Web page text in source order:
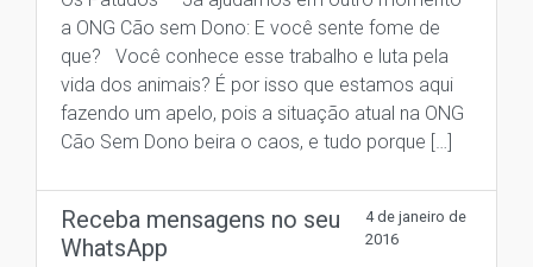
a ONG Cão sem Dono: E você sente fome de
que? Você conhece esse trabalho e luta pela
vida dos animais? É por isso que estamos aqui
fazendo um apelo, pois a situação atual na ONG
Cão Sem Dono beira o caos, e tudo porque […]
Receba mensagens no seu
WhatsApp
4 de janeiro de
2016